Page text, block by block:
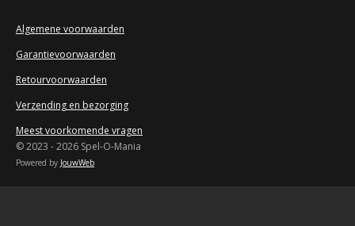
r
n
Algemene voorwaarden
Garantievoorwaarden
Retourvoorwaarden
Verzending en bezorging
Meest voorkomende vragen
© 2023 - 2026 Spel-O-Mania
Powered by JouwWeb